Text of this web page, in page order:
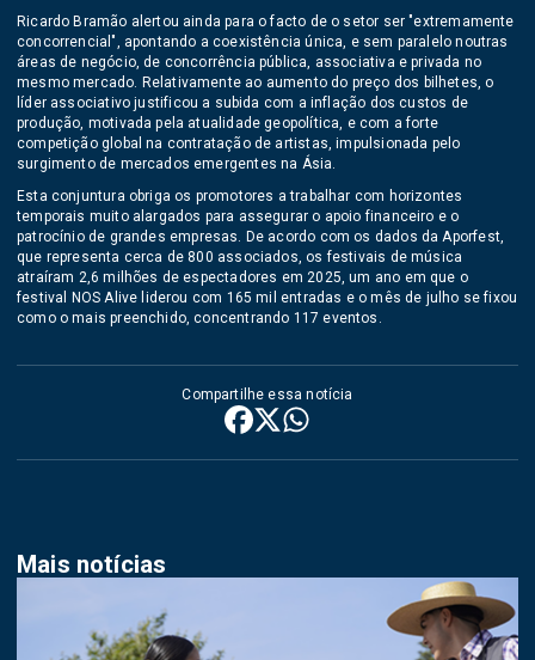
Ricardo Bramão alertou ainda para o facto de o setor ser "extremamente
concorrencial", apontando a coexistência única, e sem paralelo noutras
áreas de negócio, de concorrência pública, associativa e privada no
mesmo mercado. Relativamente ao aumento do preço dos bilhetes, o
líder associativo justificou a subida com a inflação dos custos de
produção, motivada pela atualidade geopolítica, e com a forte
competição global na contratação de artistas, impulsionada pelo
surgimento de mercados emergentes na Ásia.
Esta conjuntura obriga os promotores a trabalhar com horizontes
temporais muito alargados para assegurar o apoio financeiro e o
patrocínio de grandes empresas. De acordo com os dados da Aporfest,
que representa cerca de 800 associados, os festivais de música
atraíram 2,6 milhões de espectadores em 2025, um ano em que o
festival NOS Alive liderou com 165 mil entradas e o mês de julho se fixou
como o mais preenchido, concentrando 117 eventos.
Compartilhe essa notícia
Mais notícias